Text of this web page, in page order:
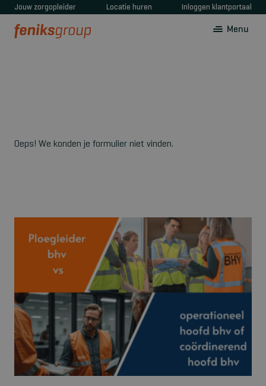
Jouw zorgopleider Locatie huren Inloggen klantportaal
Menu
Oeps! We konden je formulier niet vinden.